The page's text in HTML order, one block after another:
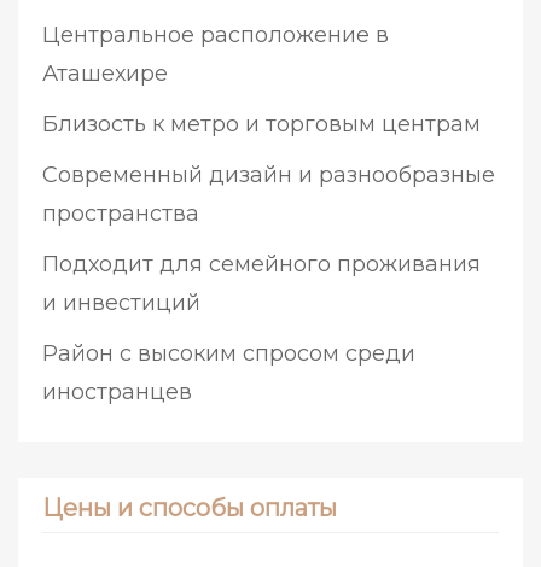
Центральное расположение в
Аташехире
Близость к метро и торговым центрам
Современный дизайн и разнообразные
пространства
Подходит для семейного проживания
и инвестиций
Район с высоким спросом среди
иностранцев
Цены и способы оплаты